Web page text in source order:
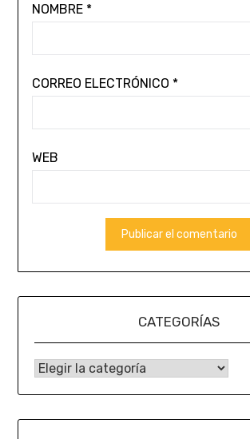
NOMBRE *
CORREO ELECTRÓNICO *
WEB
CATEGORÍAS
CATEGORÍAS